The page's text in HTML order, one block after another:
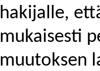
hakijalle,
mukaisesti
muutoksen